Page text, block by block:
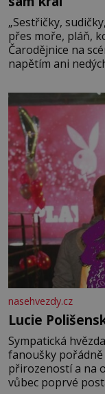
„Sestřičky,
přes moře, pláň,
Čarodějnice na
napětím ani
Tragédii o
v roce 1603
nasehvezdy.cz
Lucie
Sympatická
fanoušky pořádně
přirozeností a na
vůbec poprvé